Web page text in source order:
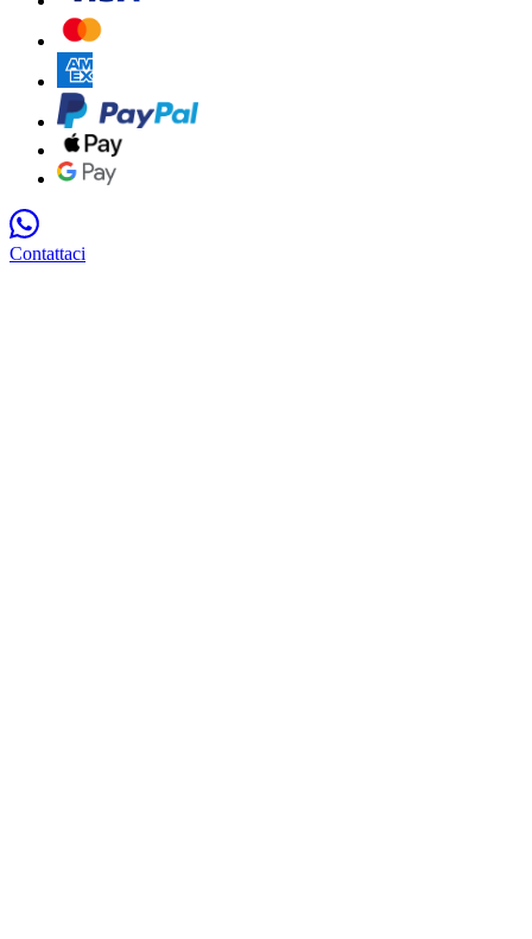
Contattaci